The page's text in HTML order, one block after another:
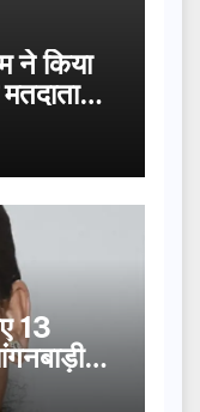
ने किया
13